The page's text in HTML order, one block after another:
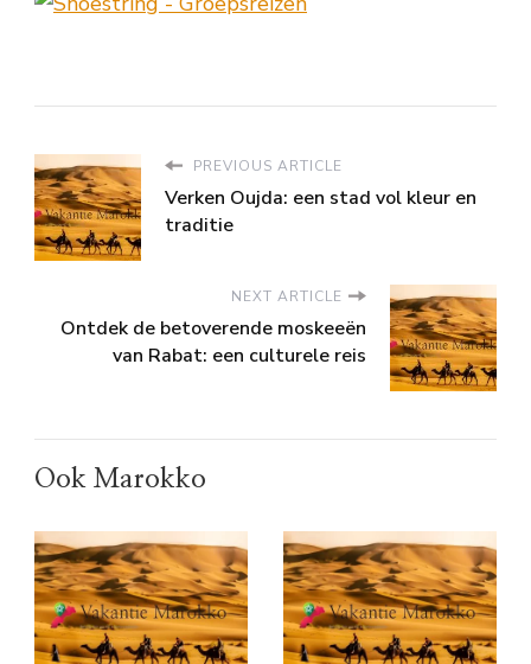
PREVIOUS ARTICLE
Verken Oujda: een stad vol kleur en
traditie
NEXT ARTICLE
Ontdek de betoverende moskeeën
van Rabat: een culturele reis
Ook Marokko